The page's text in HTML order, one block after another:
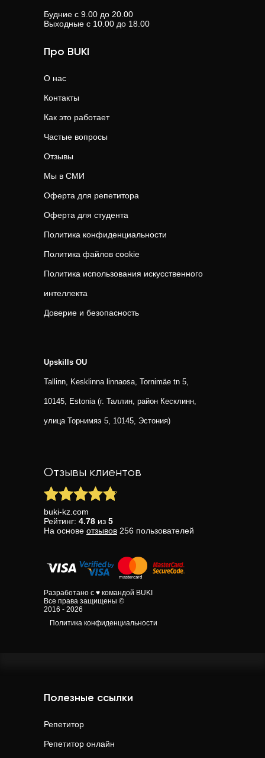
Будние с 9.00 до 20.00
Выходные с 10.00 до 18.00
Про BUKI
О нас
Контакты
Как это работает
Частые вопросы
Отзывы
Мы в СМИ
Оферта для репетитора
Оферта для студента
Политика конфиденциальности
Политика файлов cookie
Политика использования искусственного
интеллекта
Доверие и безопасность
Upskills OU
Tallinn, Kesklinna linnaosa, Tornimäe tn 5,
10145, Estonia (г. Таллин, район Кесклинн,
улица Торнимяэ 5, 10145, Эстония)
Отзывы клиентов
buki-kz.com
Рейтинг: 4.78 из 5
На основе отзывов 256 пользователей
Разработано с ♥ командой BUKI
Все права защищены ©
2016 - 2026
Политика конфиденциальности
Полезные ссылки
Репетитор
Репетитор онлайн